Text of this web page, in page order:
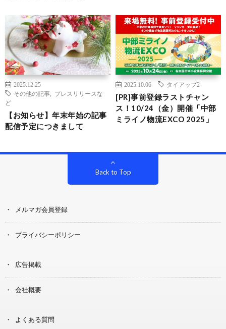
2025.12.25
その他の記事
プレスリリースな
ど
【お知らせ】年末年始の記事
配信予定につきまして
2025.10.06 タイアップ2
[PR]事前登録ラストチャン
ス！10/24（金）開催「中部
ミライノ物流EXCO 2025」
Back to Top
メルマガ会員登録
プライバシーポリシー
広告掲載
会社概要
よくある質問